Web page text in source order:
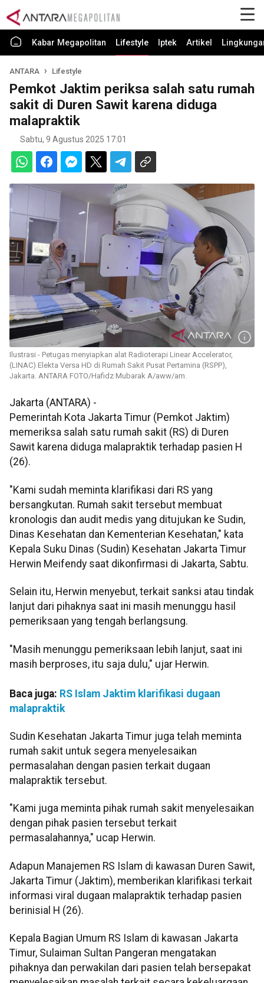
Kabar Megapolitan Lifestyle Iptek Artikel
ANTARA Lifestyle
Pemkot Jaktim periksa salah satu rumah
sakit di Duren Sawit karena diduga
malapraktik
Sabtu, 9 Agustus 2025 17:01
Ilustrasi - Petugas menyiapkan alat Radioterapi Linear Accelerator,
(LINAC) Elekta Versa HD di Rumah Sakit Pusat Pertamina (RSPP),
Jakarta. ANTARA FOTO/Hafidz Mubarak A/aww/am.
Jakarta (ANTARA) -
Pemerintah Kota Jakarta Timur (Pemkot Jaktim)
memeriksa salah satu rumah sakit (RS) di Duren
Sawit karena diduga malapraktik terhadap pasien H
(26).
"Kami sudah meminta klarifikasi dari RS yang
bersangkutan. Rumah sakit tersebut membuat
kronologis dan audit medis yang ditujukan ke Sudin,
Dinas Kesehatan dan Kementerian Kesehatan," kata
Kepala Suku Dinas (Sudin) Kesehatan Jakarta Timur
Herwin Meifendy saat dikonfirmasi di Jakarta, Sabtu.
Selain itu, Herwin menyebut, terkait sanksi atau tindak
lanjut dari pihaknya saat ini masih menunggu hasil
pemeriksaan yang tengah berlangsung.
"Masih menunggu pemeriksaan lebih lanjut, saat ini
masih berproses, itu saja dulu," ujar Herwin.
Baca juga: RS Islam Jaktim klarifikasi dugaan
malapraktik
Sudin Kesehatan Jakarta Timur juga telah meminta
rumah sakit untuk segera menyelesaikan
permasalahan dengan pasien terkait dugaan
malapraktik tersebut.
"Kami juga meminta pihak rumah sakit menyelesaikan
dengan pihak pasien tersebut terkait
permasalahannya," ucap Herwin.
Adapun Manajemen RS Islam di kawasan Duren Sawit,
Jakarta Timur (Jaktim), memberikan klarifikasi terkait
informasi viral dugaan malapraktik terhadap pasien
berinisial H (26).
Kepala Bagian Umum RS Islam di kawasan Jakarta
Timur, Sulaiman Sultan Pangeran mengatakan
pihaknya dan perwakilan dari pasien telah bersepakat